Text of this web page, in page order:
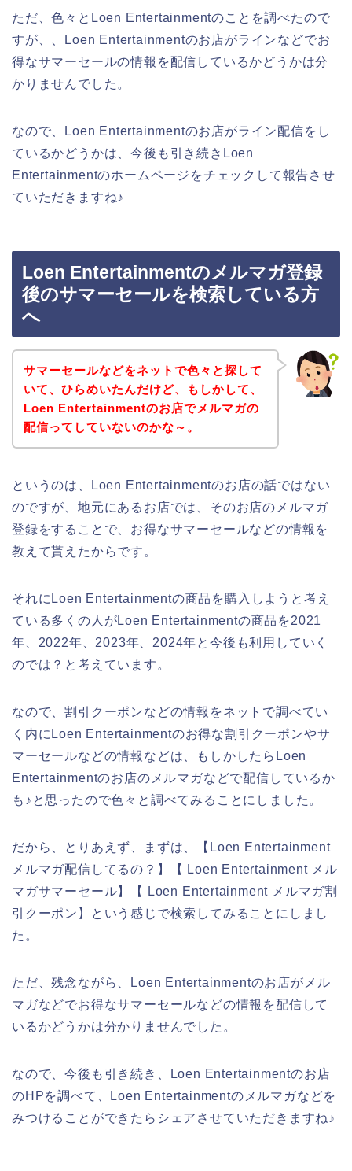
ただ、色々とLoen Entertainmentのことを調べたので
すが、、Loen Entertainmentのお店がラインなどでお
得なサマーセールの情報を配信しているかどうかは分
かりませんでした。
なので、Loen Entertainmentのお店がライン配信をし
ているかどうかは、今後も引き続きLoen
Entertainmentのホームページをチェックして報告させ
ていただきますね♪
Loen Entertainmentのメルマガ登録
後のサマーセールを検索している方
へ
サマーセールなどをネットで色々と探して
いて、ひらめいたんだけど、もしかして、
Loen Entertainmentのお店でメルマガの
配信ってしていないのかな～。
というのは、Loen Entertainmentのお店の話ではない
のですが、地元にあるお店では、そのお店のメルマガ
登録をすることで、お得なサマーセールなどの情報を
教えて貰えたからです。
それにLoen Entertainmentの商品を購入しようと考え
ている多くの人がLoen Entertainmentの商品を2021
年、2022年、2023年、2024年と今後も利用していく
のでは？と考えています。
なので、割引クーポンなどの情報をネットで調べてい
く内にLoen Entertainmentのお得な割引クーポンやサ
マーセールなどの情報などは、もしかしたらLoen
Entertainmentのお店のメルマガなどで配信しているか
も♪と思ったので色々と調べてみることにしました。
だから、とりあえず、まずは、【Loen Entertainment
メルマガ配信してるの？】【 Loen Entertainment メル
マガサマーセール】【 Loen Entertainment メルマガ割
引クーポン】という感じで検索してみることにしまし
た。
ただ、残念ながら、Loen Entertainmentのお店がメル
マガなどでお得なサマーセールなどの情報を配信して
いるかどうかは分かりませんでした。
なので、今後も引き続き、Loen Entertainmentのお店
のHPを調べて、Loen Entertainmentのメルマガなどを
みつけることができたらシェアさせていただきますね♪